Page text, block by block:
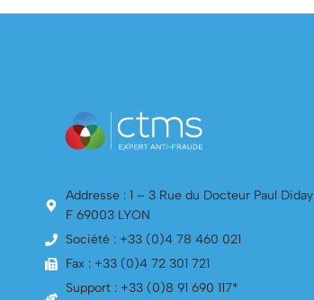
Addresse : 1 – 3 Rue du Docteur Paul Diday
F 69003 LYON
Société : +33 (0)4 78 460 021
Fax : +33 (0)4 72 301 721
Support : +33 (0)8 91 690 117*